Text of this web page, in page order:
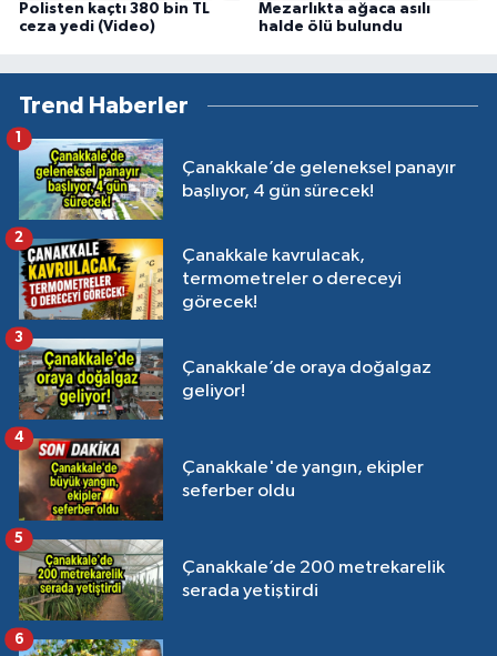
Polisten kaçtı 380 bin TL
ceza yedi (Video)
Mezarlıkta ağaca asılı
halde ölü bulundu
Trend Haberler
Çanakkale’de geleneksel panayır
başlıyor, 4 gün sürecek!
Çanakkale kavrulacak,
termometreler o dereceyi
görecek!
2
Çanakkale’de oraya doğalgaz
geliyor!
3
Çanakkale'de yangın, ekipler
seferber oldu
4
Çanakkale’de 200 metrekarelik
serada yetiştirdi
5
6